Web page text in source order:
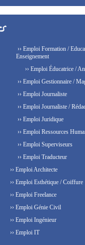
›› Emploi Formation /
Enseignement
›› Emploi Éducatrice /
›› Emploi Gestionnaire /
›› Emploi Journaliste
›› Emploi Journaliste /
›› Emploi Juridique
›› Emploi Ressources
›› Emploi Superviseurs
›› Emploi Traducteur
›› Emploi Architecte
›› Emploi Esthétique / Coiffure
›› Emploi Freelance
›› Emploi Génie Civil
›› Emploi Ingénieur
›› Emploi IT